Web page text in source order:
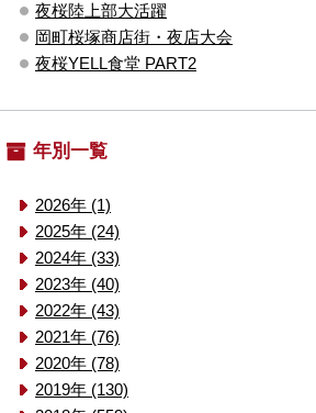
夜桜陸上部大活躍
岡町桜塚商店街・夜店大会
夜桜YELL食堂 PART2
年別一覧
2026年 (1)
2025年 (24)
2024年 (33)
2023年 (40)
2022年 (43)
2021年 (76)
2020年 (78)
2019年 (130)